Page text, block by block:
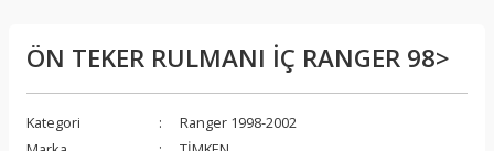
ÖN TEKER RULMANI İÇ RANGER 98>
Kategori
Ranger 1998-2002